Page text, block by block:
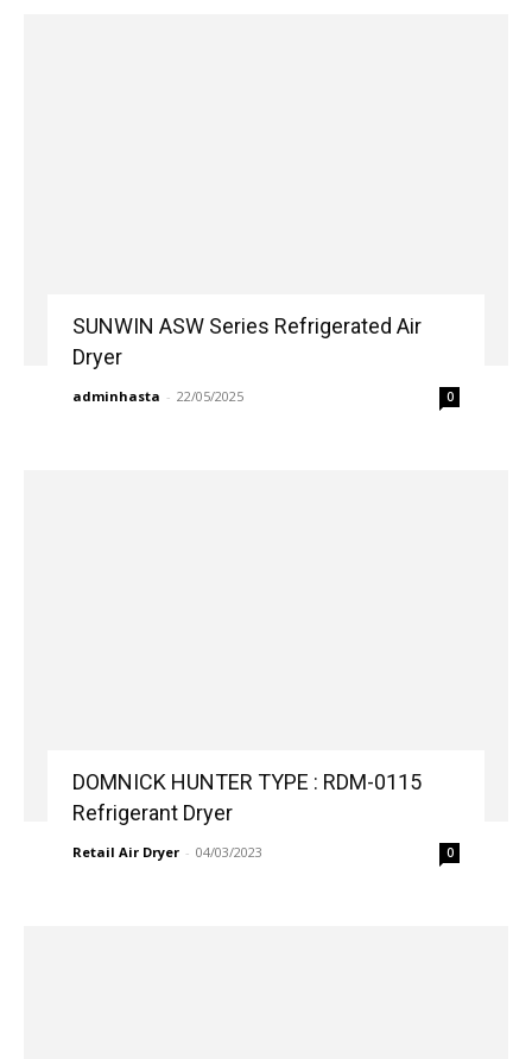
SUNWIN ASW Series Refrigerated Air
Dryer
adminhasta - 22/05/2025 0
DOMNICK HUNTER TYPE : RDM-0115
Refrigerant Dryer
Retail Air Dryer - 04/03/2023 0